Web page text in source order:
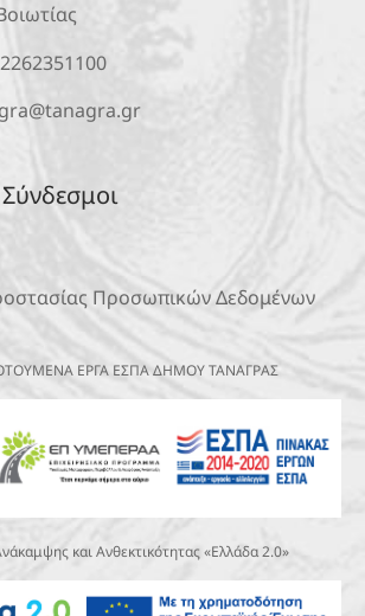
2262351100
Προσωπικών Δεδομένων
ΕΡΓΑ ΕΣΠΑ ΔΗΜΟΥ ΤΑΝΑΓΡΑΣ
και Ανθεκτικότητας «Ελλάδα 2.0»